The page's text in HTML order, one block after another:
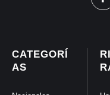
CATEGORÍ
AS